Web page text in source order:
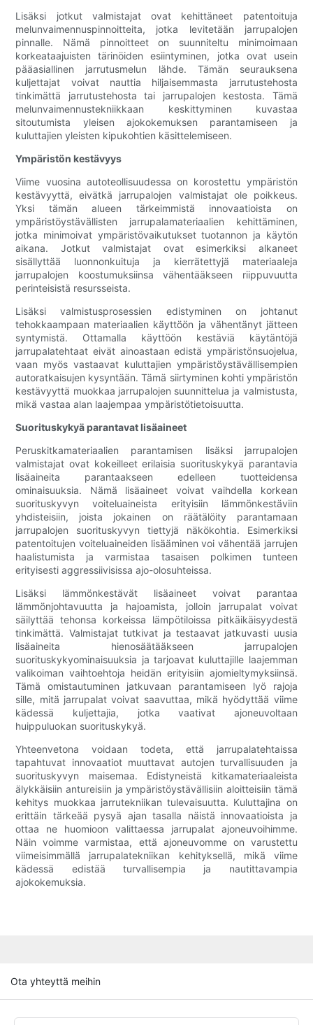
Lisäksi jotkut valmistajat ovat kehittäneet patentoituja
melunvaimennuspinnoitteita, jotka levitetään jarrupalojen
pinnalle. Nämä pinnoitteet on suunniteltu minimoimaan
korkeataajuisten tärinöiden esiintyminen, jotka ovat usein
pääasiallinen jarrutusmelun lähde. Tämän seurauksena
kuljettajat voivat nauttia hiljaisemmasta jarrutustehosta
tinkimättä jarrutustehosta tai jarrupalojen kestosta. Tämä
melunvaimennustekniikkaan keskittyminen kuvastaa
sitoutumista yleisen ajokokemuksen parantamiseen ja
kuluttajien yleisten kipukohtien käsittelemiseen.
Ympäristön kestävyys
Viime vuosina autoteollisuudessa on korostettu ympäristön
kestävyyttä, eivätkä jarrupalojen valmistajat ole poikkeus.
Yksi tämän alueen tärkeimmistä innovaatioista on
ympäristöystävällisten jarrupalamateriaalien kehittäminen,
jotka minimoivat ympäristövaikutukset tuotannon ja käytön
aikana. Jotkut valmistajat ovat esimerkiksi alkaneet
sisällyttää luonnonkuituja ja kierrätettyjä materiaaleja
jarrupalojen koostumuksiinsa vähentääkseen riippuvuutta
perinteisistä resursseista.
Lisäksi valmistusprosessien edistyminen on johtanut
tehokkaampaan materiaalien käyttöön ja vähentänyt jätteen
syntymistä. Ottamalla käyttöön kestäviä käytäntöjä
jarrupalatehtaat eivät ainoastaan ​​edistä ympäristönsuojelua,
vaan myös vastaavat kuluttajien ympäristöystävällisempien
autoratkaisujen kysyntään. Tämä siirtyminen kohti ympäristön
kestävyyttä muokkaa jarrupalojen suunnittelua ja valmistusta,
mikä vastaa alan laajempaa ympäristötietoisuutta.
Suorituskykyä parantavat lisäaineet
Peruskitkamateriaalien parantamisen lisäksi jarrupalojen
valmistajat ovat kokeilleet erilaisia ​​suorituskykyä parantavia
lisäaineita parantaakseen edelleen tuotteidensa
ominaisuuksia. Nämä lisäaineet voivat vaihdella korkean
suorituskyvyn voiteluaineista erityisiin lämmönkestäviin
yhdisteisiin, joista jokainen on räätälöity parantamaan
jarrupalojen suorituskyvyn tiettyjä näkökohtia. Esimerkiksi
patentoitujen voiteluaineiden lisääminen voi vähentää jarrujen
haalistumista ja varmistaa tasaisen polkimen tunteen
erityisesti aggressiivisissa ajo-olosuhteissa.
Lisäksi lämmönkestävät lisäaineet voivat parantaa
lämmönjohtavuutta ja hajoamista, jolloin jarrupalat voivat
säilyttää tehonsa korkeissa lämpötiloissa pitkäikäisyydestä
tinkimättä. Valmistajat tutkivat ja testaavat jatkuvasti uusia
lisäaineita hienosäätääkseen jarrupalojen
suorituskykyominaisuuksia ja tarjoavat kuluttajille laajemman
valikoiman vaihtoehtoja heidän erityisiin ajomieltymyksiinsä.
Tämä omistautuminen jatkuvaan parantamiseen lyö rajoja
sille, mitä jarrupalat voivat saavuttaa, mikä hyödyttää viime
kädessä kuljettajia, jotka vaativat ajoneuvoltaan
huippuluokan suorituskykyä.
Yhteenvetona voidaan todeta, että jarrupalatehtaissa
tapahtuvat innovaatiot muuttavat autojen turvallisuuden ja
suorituskyvyn maisemaa. Edistyneistä kitkamateriaaleista
älykkäisiin antureisiin ja ympäristöystävällisiin aloitteisiin tämä
kehitys muokkaa jarrutekniikan tulevaisuutta. Kuluttajina on
erittäin tärkeää pysyä ajan tasalla näistä innovaatioista ja
ottaa ne huomioon valittaessa jarrupalat ajoneuvoihimme.
Näin voimme varmistaa, että ajoneuvomme on varustettu
viimeisimmällä jarrupalatekniikan kehityksellä, mikä viime
kädessä edistää turvallisempia ja nautittavampia
ajokokemuksia.
Ota yhteyttä meihin